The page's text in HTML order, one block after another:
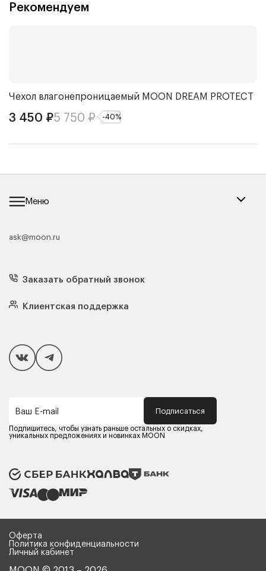
Рекомендуем
Чехол влагонепроницаемый MOON DREAM PROTECT
3 450 ₽5 750 ₽ -40%
Меню
Каталог мебели
Кресла
Матрасы
Подушки
Чехлы и наматрасники
Покупателям
Способы оплаты
Компания MOON
Оферта
Политика конфиденциальности
Карьера в MOON
ask@moon.ru
Заказать обратный звонок
Клиентская поддержка
Ваш E-mail Подписаться
Подпишитесь, чтобы узнать раньше остальных о скидках,
уникальных предложениях и новинках MOON
Оферта
Политика конфиденциальности
Личный кабинет